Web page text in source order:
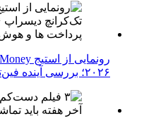
۲۰۲۶؛ بررسی آینده فین‌تک، پرداخت‌ ها و هوش مصنوعی